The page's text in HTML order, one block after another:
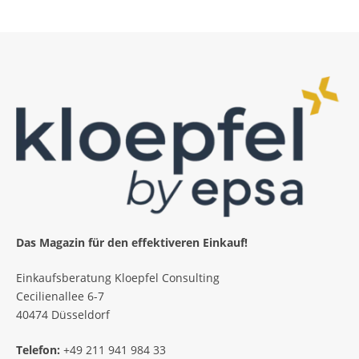
Das Magazin für den effektiveren Einkauf!
Einkaufsberatung Kloepfel Consulting
Cecilienallee 6-7
40474 Düsseldorf
Telefon: +49 211 941 984 33